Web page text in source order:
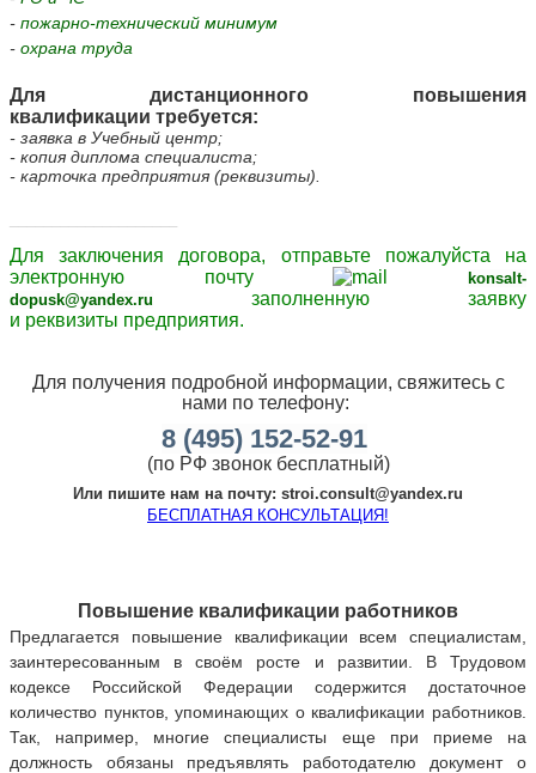
- пожарно-технический минимум
- охрана труда
Для дистанционного повышения
квалификации требуется:
- заявка в Учебный центр;
- копия диплома специалиста;
- карточка предприятия (реквизиты).
Для заключения договора, отправьте пожалуйста на
электронную почту
konsalt-
dopusk@yandex.ru
заполненную заявку
и реквизиты предприятия.
Для получения подробной информации, свяжитесь с
нами по телефону:
8 (495) 152-52-91
(по РФ звонок бесплатный)
Или пишите нам на почту: stroi.consult@yandex.ru
БЕСПЛАТНАЯ КОНСУЛЬТАЦИЯ!
Повышение квалификации работников
Предлагается повышение квалификации всем специалистам,
заинтересованным в своём росте и развитии.
В Трудовом
кодексе Российской Федерации содержится достаточное
количество пунктов, упоминающих о квалификации работников.
Так, например, многие специалисты еще при приеме на
должность обязаны предъявлять работодателю документ о